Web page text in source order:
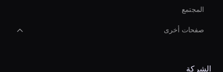
المجتمع
صفحات أخرى
الشركة